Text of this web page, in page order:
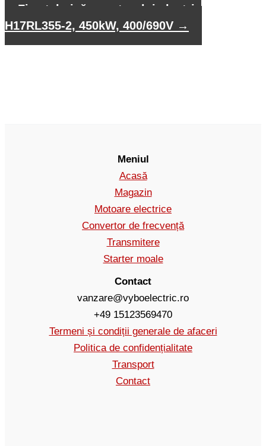
Fișa tehnică a motorului electric
H17RL355-2, 450kW, 400/690V →
Meniul
Acasă
Magazin
Motoare electrice
Convertor de frecvență
Transmitere
Starter moale
Contact
vanzare@vyboelectric.ro
+49 15123569470
Termeni și condiții generale de afaceri
Politica de confidențialitate
Transport
Contact